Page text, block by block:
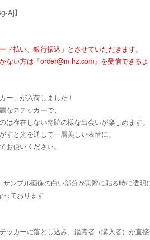
A]】
ド払い、銀行振込」とさせていただきます。
ない方は『order@m-hz.com』を受信できる
ー」が入荷しました！
なステッカーで、
は存在しない奇跡の様な出会いが楽しめます。
すと光を通して一層美しい表情に。
お使いください。
ンプル画像の白い部分が実際に貼る時に透明
っております
ッカーに落とし込み、鑑賞者（購入者）が直